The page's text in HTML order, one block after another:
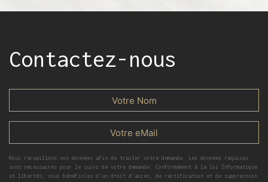
Contactez-nous
Nous recueillons vos données afin de traiter votre demande. Les données requises
sont nécessaires pour le suivi de votre demande. Conformément à la loi Informatique
et libertés, vous bénéficiez d’un droit d’accès, de rectification et de suppression